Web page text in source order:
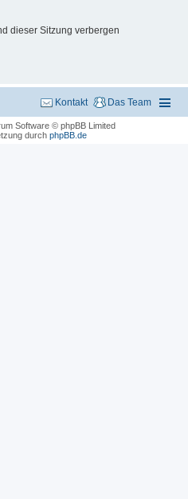
dieser Sitzung verbergen
Das Team
Kontakt
Software © phpBB Limited
durch phpBB.de